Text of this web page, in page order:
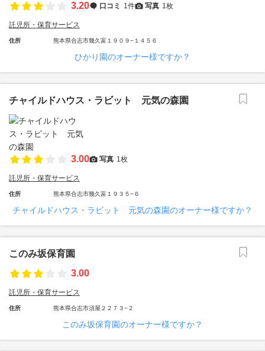
3.20 口コミ 1件 写真 1枚
託児所・保育サービス
住所 熊本県合志市幾久富１９０９−１４５６
ひかり園のオーナー様ですか？
チャイルドハウス・ラビット 元気の森園
3.00 写真 1枚
託児所・保育サービス
住所 熊本県合志市幾久富１９３５−６
チャイルドハウス・ラビット 元気の森園のオーナー様ですか？
このみ坂保育園
3.00
託児所・保育サービス
住所 熊本県合志市須屋２２７３−２
このみ坂保育園のオーナー様ですか？